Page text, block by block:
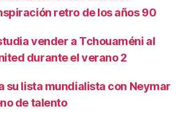
retro de los años 90
vender a Tchouaméni al
durante el verano 2
su lista mundialista con Neymar
de talento